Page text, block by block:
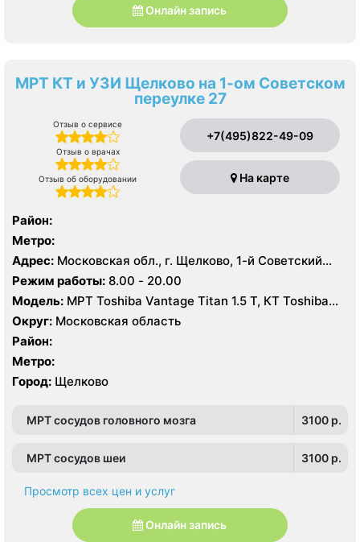
Онлайн запись
МРТ КТ и УЗИ Щелково на 1-ом Советском
переулке 27
Отзыв о сервисе
Отзыв о врачах
Отзыв об оборудовании
+7(495)822-49-09
На карте
Район:
Метро:
Адрес: Московская обл., г. Щелково, 1-й Советский
пер., 27
Режим работы: 8.00 - 20.00
Модель: МРТ Toshiba Vantage Titan 1.5 Т, КТ Toshiba
Aquilion Prime CXL 64 среза, УЗИ Toshiba Aplio 500
Округ: Московская область
Район:
Метро:
Город: Щелково
МРТ сосудов головного мозга 3100 p.
МРТ сосудов шеи 3100 p.
Просмотр всех цен и услуг
Онлайн запись